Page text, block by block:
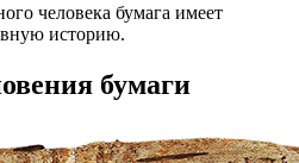
человека бумага имеет
историю.
бумаги